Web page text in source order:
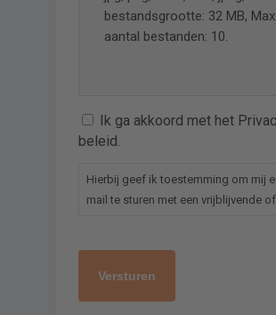
bestandsgrootte: 32 MB, Max.
aantal bestanden: 10.
Ik ga akkoord met het
beleid.
Hierbij geef ik toestemming om mij
mail te sturen met een vrijblijvende